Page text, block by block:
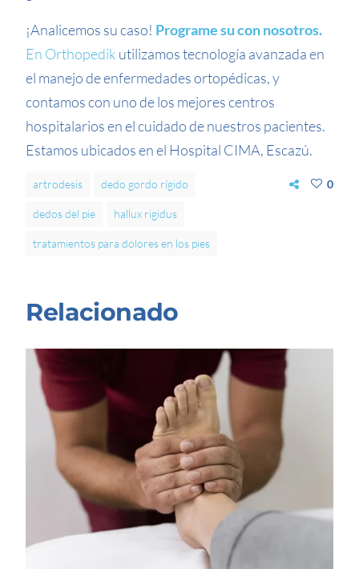
¡Analicemos su caso! Programe su con nosotros.
En Orthopedik utilizamos tecnología avanzada en
el manejo de enfermedades ortopédicas, y
contamos con uno de los mejores centros
hospitalarios en el cuidado de nuestros pacientes.
Estamos ubicados en el Hospital CIMA, Escazú.
artrodesis dedo gordo rígido
dedos del pie hallux rigidus
tratamientos para dolores en los pies
0
Relacionado